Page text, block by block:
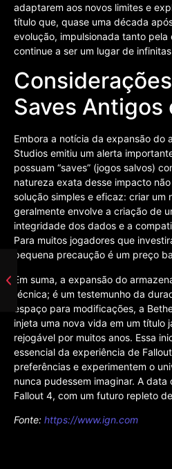
adaptarem aos novos limites e
título que, quase uma década
evolução, impulsionada tanto
continue a ser um lugar de
Saves Antigos
Embora a notícia da expansão do
Studios emitiu um alerta
possuam “saves” (jogos salvos)
natureza exata desse impacto
solução simples e eficaz: criar um
geralmente envolve a criação de
integridade dos dados e a
Para muitos jogadores que
pequena precaução é um preço
Em suma, a expansão do
técnica; é um testemunho da
espaço para modificações, a
injeta uma nova vida em um título
rejogável por muitos anos. Essa
essencial da experiência de
preferências e experimentem o
nunca pudessem imaginar. A
Fallout 4, com um futuro repleto
Fonte: https://www.ign.com